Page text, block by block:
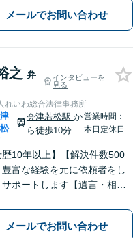
お気軽にご相談ください。
可能】
メールでお問い合わせ
之 弁
インタビューを
見る
れいわ総合法律事務所
会津若松駅 か
ら徒歩10分
営業時間：
本日定休日
歴10年以上】【解決件数500
富な経験を元に依頼者をし
サポートします【遺言・相
す【離婚・男女問題】離婚は
れ置かれた状況が異なるた
メールでお問い合わせ